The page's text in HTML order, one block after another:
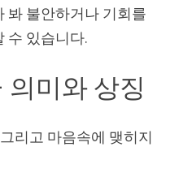
봐 불안하거나 기회를
수 있습니다.
의미와 상징
리고 마음속에 맺히지